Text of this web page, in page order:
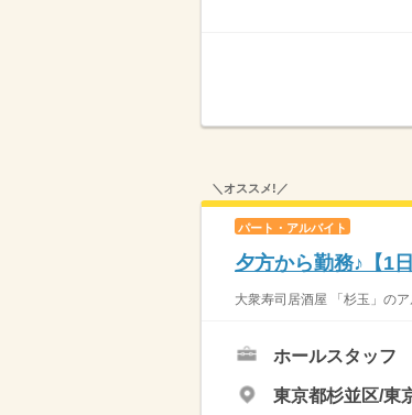
＼オススメ!／
パート・アルバイト
夕方から勤務♪【1
大衆寿司居酒屋 「杉玉」の
ホールスタッフ
東京都杉並区/東